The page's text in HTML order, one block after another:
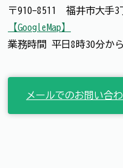
〒910-8511 福井市大手
【GoogleMap】
業務時間 平日8時30分か
メールでのお問い合